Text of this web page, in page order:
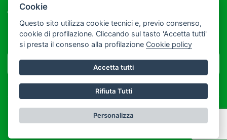
Contatti
Iscriviti alla Newsletter
P.IVA: 09974231004 - PEC: assocamp@legalmail.it - C.F.: 92043500286
Cookie
Questo sito utilizza cookie tecnici e, previo consenso,
cookie di profilazione. Cliccando sul tasto 'Accetta tutti'
si presta il consenso alla profilazione Cookie policy
Accetta tutti
Rifiuta Tutti
Personalizza